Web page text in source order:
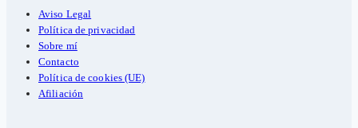
Aviso Legal
Política de privacidad
Sobre mí
Contacto
Política de cookies (UE)
Afiliación